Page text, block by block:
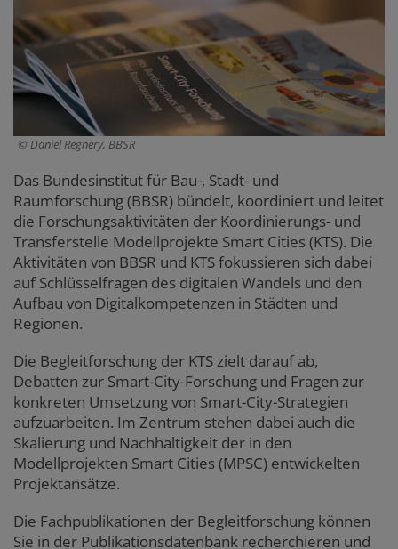
Daniel Regnery, BBSR
Das Bundesinstitut für Bau-, Stadt- und
Raumforschung (BBSR) bündelt, koordiniert und leitet
die Forschungsaktivitäten der Koordinierungs- und
Transferstelle Modellprojekte Smart Cities (KTS). Die
Aktivitäten von BBSR und KTS fokussieren sich dabei
auf Schlüsselfragen des digitalen Wandels und den
Aufbau von Digitalkompetenzen in Städten und
Regionen.
Die Begleitforschung der KTS zielt darauf ab,
Debatten zur Smart-City-Forschung und Fragen zur
konkreten Umsetzung von Smart-City-Strategien
aufzuarbeiten. Im Zentrum stehen dabei auch die
Skalierung und Nachhaltigkeit der in den
Modellprojekten Smart Cities (MPSC) entwickelten
Projektansätze.
Die Fachpublikationen der Begleitforschung können
Sie in der Publikationsdatenbank recherchieren und